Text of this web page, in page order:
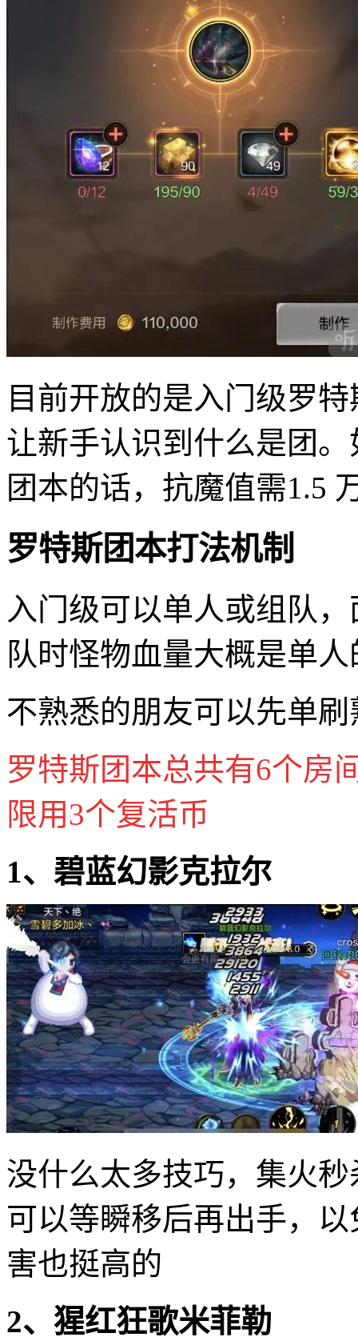
目前开放的是入门级罗
让新手认识到什么是团
团本的话，抗魔值需1.5
罗特斯团本打法机制
入门级可以单人或组队
队时怪物血量大概是单人
不熟悉的朋友可以先单
罗特斯团本总共有6个房
限用3个复活币
1、碧蓝幻影克拉尔
没什么太多技巧，集火
可以等瞬移后再出手，
害也挺高的
2、猩红狂歌米菲勒